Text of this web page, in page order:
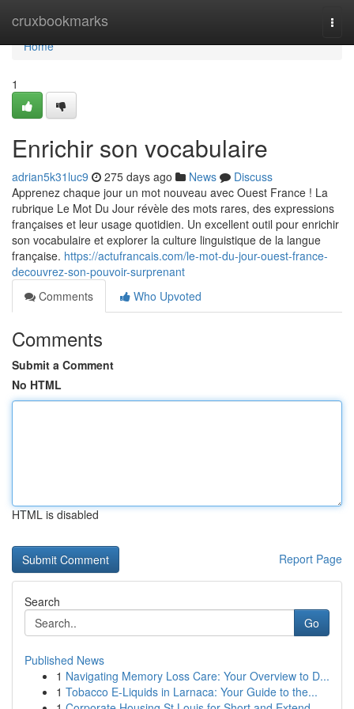
cruxbookmarks
Home
Home
1
Enrichir son vocabulaire
adrian5k31luc9 275 days ago News
Discuss
Apprenez chaque jour un mot nouveau avec Ouest France ! La
rubrique Le Mot Du Jour révèle des mots rares, des expressions
françaises et leur usage quotidien. Un excellent outil pour enrichir
son vocabulaire et explorer la culture linguistique de la langue
française. https://actufrancais.com/le-mot-du-jour-ouest-france-
decouvrez-son-pouvoir-surprenant
Comments
Who Upvoted
Comments
Submit a Comment
No HTML
HTML is disabled
Report Page
Search
Go
Published News
1 Navigating Memory Loss Care: Your Overview to D...
1 Tobacco E-Liquids in Larnaca: Your Guide to the...